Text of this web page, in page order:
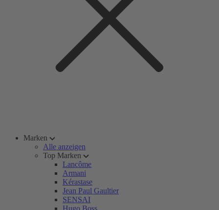
Marken
Alle anzeigen
Top Marken
Lancôme
Armani
Kérastase
Jean Paul Gaultier
SENSAI
Hugo Boss